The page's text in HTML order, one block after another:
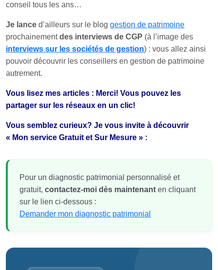
conseil tous les ans…
Je lance d’ailleurs sur le blog gestion de patrimoine
prochainementdes interviews de CGP (à l’image des
interviews sur les sociétés de gestion) : vous allez ainsi
pouvoir découvrir les conseillers en gestion de patrimoine
autrement.
Vous lisez mes articles : Merci! Vous pouvez les
partager sur les réseaux en un clic!
Vous semblez curieux? Je vous invite à découvrir
« Mon service Gratuit et Sur Mesure » :
Pour un diagnostic patrimonial personnalisé et
gratuit, contactez-moi dès maintenant en cliquant
sur le lien ci-dessous :
Demander mon diagnostic patrimonial